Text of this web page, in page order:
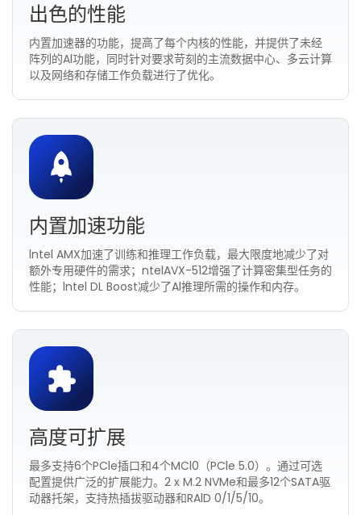
出色的性能
内置加速器的功能，提高了每个内核的性能，并提供了未经
阵列的Al功能，同时针对要求苛刻的主流数据中心、多云计算
以及网络和存储工作负载进行了优化。
内置加速功能
lntel AMX加速了训练和推理工作负载，最大限度地减少了对
额外专用硬件的需求；ntelAVX-512增强了计算密集型任务的
性能；lntel DL Boost减少了Al推理所需的操作和内存。
高度可扩展
最多支持6个PCle插口和4个MCl0（PCle 5.0）。通过可选
配置提供广泛的扩展能力。2 x M.2 NVMe和最多12个SATA驱
动器托架，支持热插拔驱动器和RAlD 0/1/5/10。